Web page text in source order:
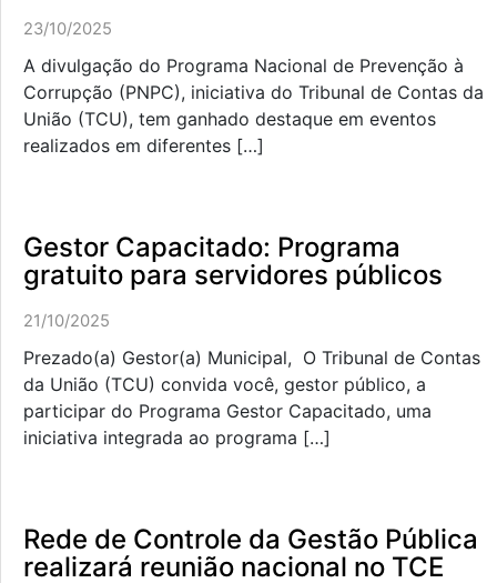
23/10/2025
A divulgação do Programa Nacional de Prevenção à
Corrupção (PNPC), iniciativa do Tribunal de Contas da
União (TCU), tem ganhado destaque em eventos
realizados em diferentes […]
Gestor Capacitado: Programa
gratuito para servidores públicos
21/10/2025
Prezado(a) Gestor(a) Municipal, O Tribunal de Contas
da União (TCU) convida você, gestor público, a
participar do Programa Gestor Capacitado, uma
iniciativa integrada ao programa […]
Rede de Controle da Gestão Pública
realizará reunião nacional no TCE